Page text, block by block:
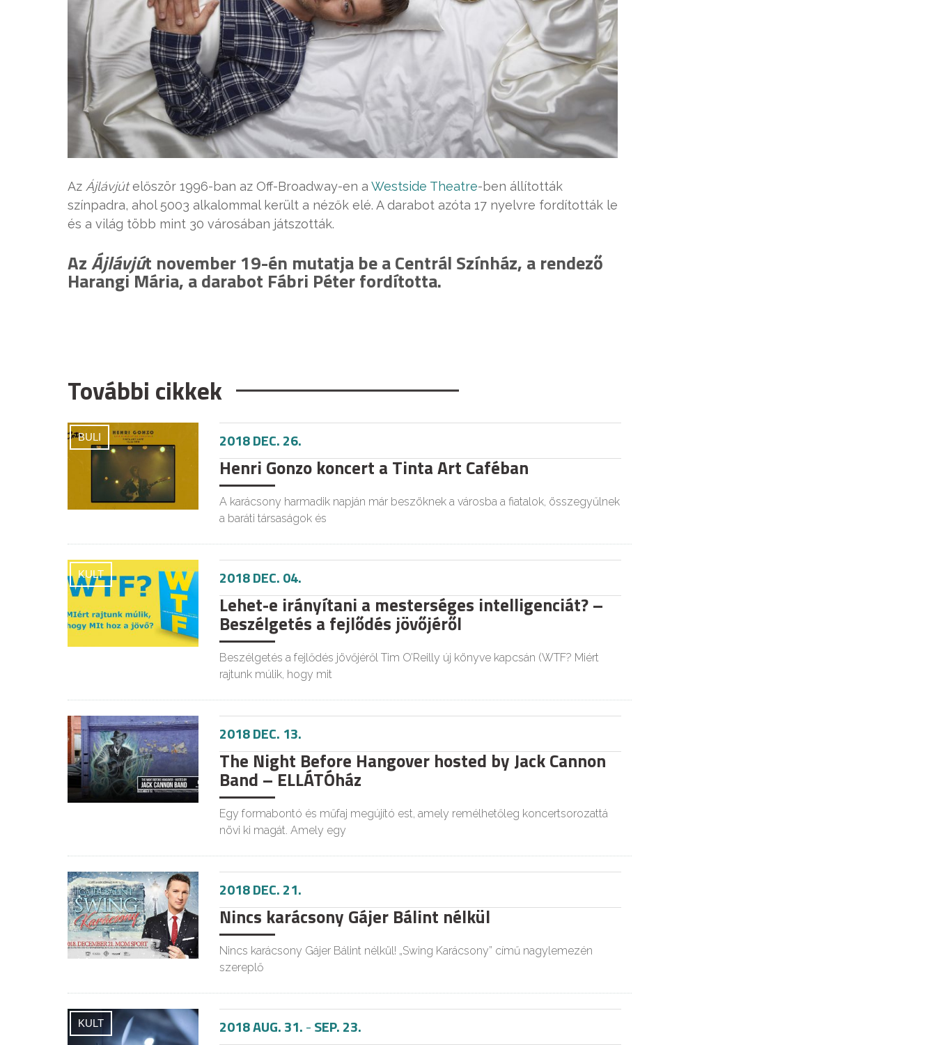
Az Ájlávjútelőször 1996-ban az Off-Broadway-en a Westside Theatre-ben állították
színpadra, ahol 5003 alkalommal került a nézők elé. A darabot azóta 17 nyelvre fordították le
és a világ több mint 30 városában játszották.
AzÁjlávjút november 19-én mutatja be a Centrál Színház, a rendező
Harangi Mária, a darabot Fábri Péter fordította.
További cikkek
BULI 2018 DEC. 26.
Henri Gonzo koncert a Tinta Art Caféban
A karácsony harmadik napján már beszöknek a városba a fiatalok, összegyűlnek
a baráti társaságok és
KULT 2018 DEC. 04.
Lehet-e irányítani a mesterséges intelligenciát? –
Beszélgetés a fejlődés jövőjéről
Beszélgetés a fejlődés jövőjéről Tim O’Reilly új könyve kapcsán (WTF? Miért
rajtunk múlik, hogy mit
2018 DEC. 13.
The Night Before Hangover hosted by Jack Cannon
Band – ELLÁTÓház
Egy formabontó és műfaj megújító est, amely remélhetőleg koncertsorozattá
növi ki magát. Amely egy
2018 DEC. 21.
Nincs karácsony Gájer Bálint nélkül
Nincs karácsony Gájer Bálint nélkül! „Swing Karácsony” című nagylemezén
szereplő
KULT 2018 AUG. 31.-SEP. 23.